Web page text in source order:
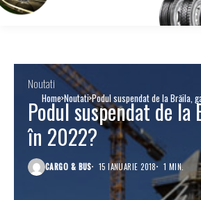
Home Noutati Podul suspendat de la Brăila,
Noutati
Podul suspendat de la
în 2022?
CARGO & BUS 15 IANUARIE 2018 1 MIN.